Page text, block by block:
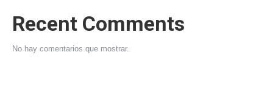
Recent Comments
No hay comentarios que mostrar.